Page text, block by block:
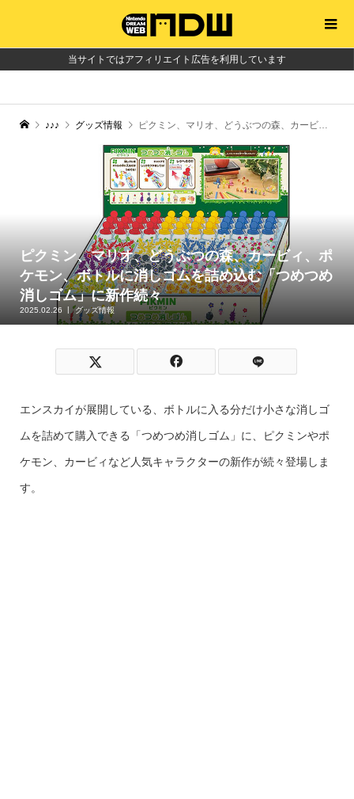
当サイトではアフィリエイト広告を利用しています
♪♪♪ グッズ情報 ピクミン、マリオ、どうぶつの森、カービィ、ポケモン、ボトルに消しゴムを詰め込む「つめつめ消しゴム」に新作続々
ピクミン、マリオ、どうぶつの森、カービィ、ポ
ケモン、ボトルに消しゴムを詰め込む「つめつめ
消しゴム」に新作続々
2025.02.26 グッズ情報
エンスカイが展開している、ボトルに入る分だけ小さな消しゴ
ムを詰めて購入できる「つめつめ消しゴム」に、ピクミンやポ
ケモン、カービィなど人気キャラクターの新作が続々登場しま
す。